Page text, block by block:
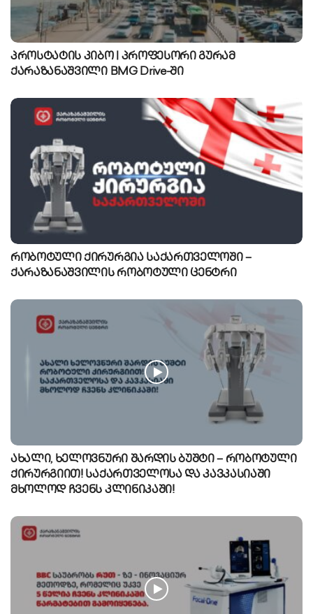
პროსტატის კიბო | პროფესორი გურამ
ქარაზანაშვილი BMG Drive-ში
რობოტული ქირურგია საქართველოში –
ქარაზანაშვილის რობოტული ცენტრი
ახალი, ხელოვნური შარდის ბუშტი – რობოტული
ქირურგიით! საქართველოსა და კავკასიაში
მხოლოდ ჩვენს კლინიკაში!